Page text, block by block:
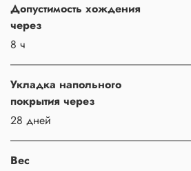
Допустимость хождения
через
8 ч
Укладка напольного
покрытия через
28 дней
Вес